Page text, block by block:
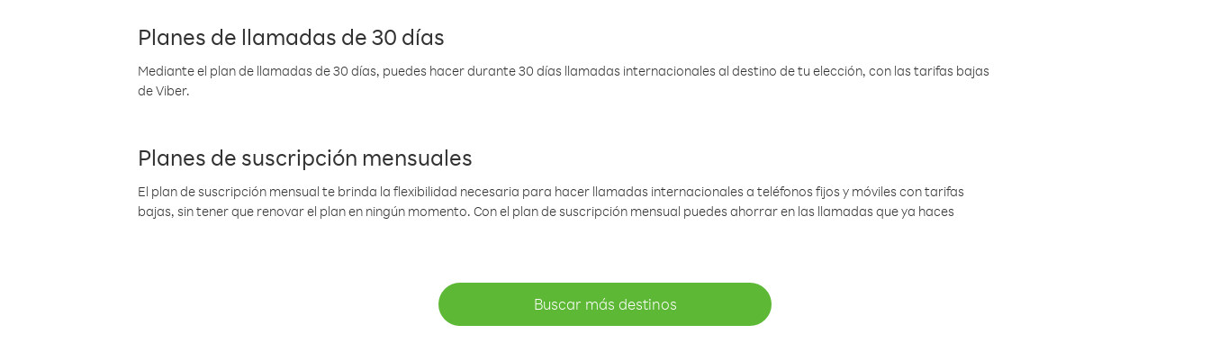
Planes de llamadas de 30 días
Mediante el plan de llamadas de 30 días, puedes hacer durante 30 días llamadas internacionales al destino de tu elección, con las tarifas bajas
de Viber.
Planes de suscripción mensuales
El plan de suscripción mensual te brinda la flexibilidad necesaria para hacer llamadas internacionales a teléfonos fijos y móviles con tarifas
bajas, sin tener que renovar el plan en ningún momento. Con el plan de suscripción mensual puedes ahorrar en las llamadas que ya haces
Buscar más destinos